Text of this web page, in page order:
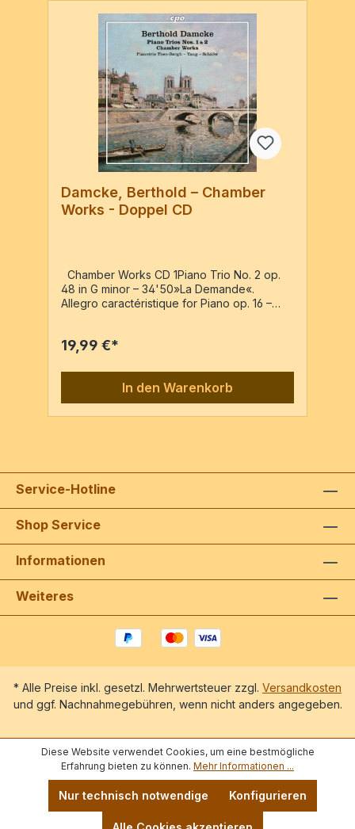
Damcke, Berthold – Chamber
Works - Doppel CD
Chamber Works CD 1Piano Trio No. 2 op.
48 in G minor – 34'50»La Demande«.
Allegro caractéristique for Piano op. 16 –
29'30»La Veillée«. Pastorale op. 38 for
Pièces caracteristiques pour le piano op. 30
– 16'05Deux Morceaux de Salon op. 39 for
Cello & Piano – 11'10 T.T.: 128'38Pianotrio
Then-Bergh – Yang – SchäferIlona Then-
19,99 €*
In den Warenkorb
Service-Hotline
Shop Service
Informationen
Weiteres
* Alle Preise inkl. gesetzl. Mehrwertsteuer zzgl. Versandkosten
und ggf. Nachnahmegebühren, wenn nicht anders angegeben.
Diese Website verwendet Cookies, um eine bestmögliche
Erfahrung bieten zu können. Mehr Informationen ...
Nur technisch notwendige Konfigurieren